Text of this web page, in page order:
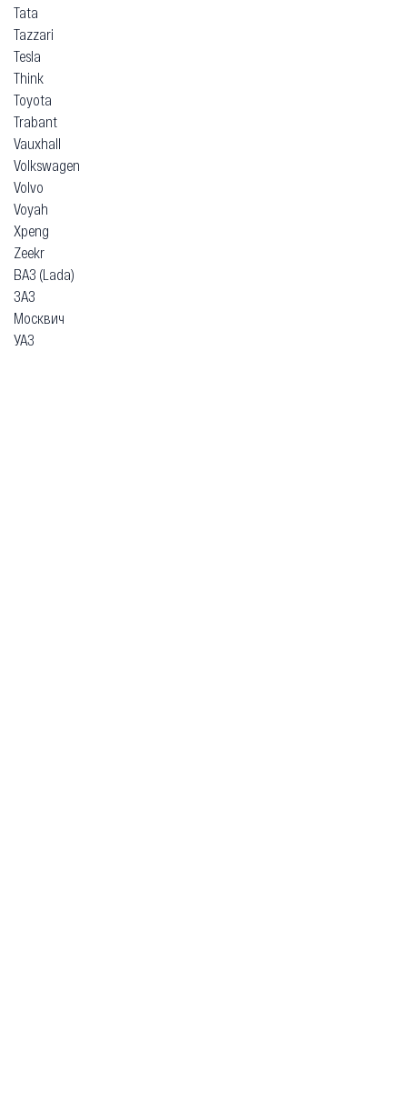
Tata
Tazzari
Tesla
Think
Toyota
Trabant
Vauxhall
Volkswagen
Volvo
Voyah
Xpeng
Zeekr
ВАЗ (Lada)
ЗАЗ
Москвич
УАЗ